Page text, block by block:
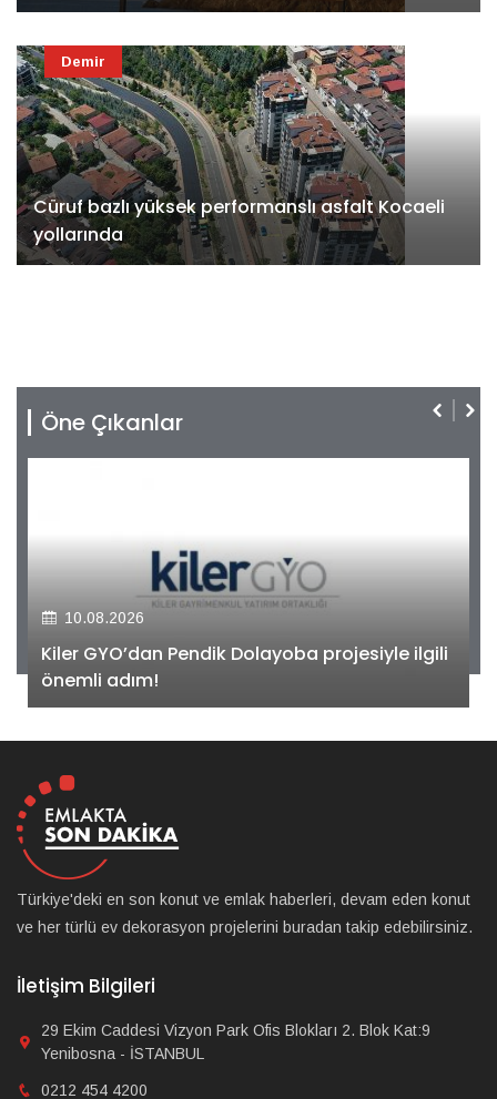
Cüruf bazlı yüksek performanslı asfalt Kocaeli
yollarında
Demir
Öne Çıkanlar
10.08.2026
Kiler GYO’dan Pendik Dolayoba projesiyle ilgili
önemli adım!
Türkiye'deki en son konut ve emlak haberleri, devam eden konut
ve her türlü ev dekorasyon projelerini buradan takip edebilirsiniz.
İletişim Bilgileri
29 Ekim Caddesi Vizyon Park Ofis Blokları 2. Blok Kat:9
Yenibosna - İSTANBUL
0212 454 4200